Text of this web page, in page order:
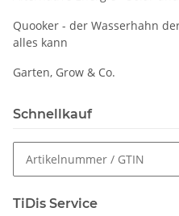
Quooker - der Wasserhahn
alles kann
Garten, Grow & Co.
Schnellkauf
TiDis Service